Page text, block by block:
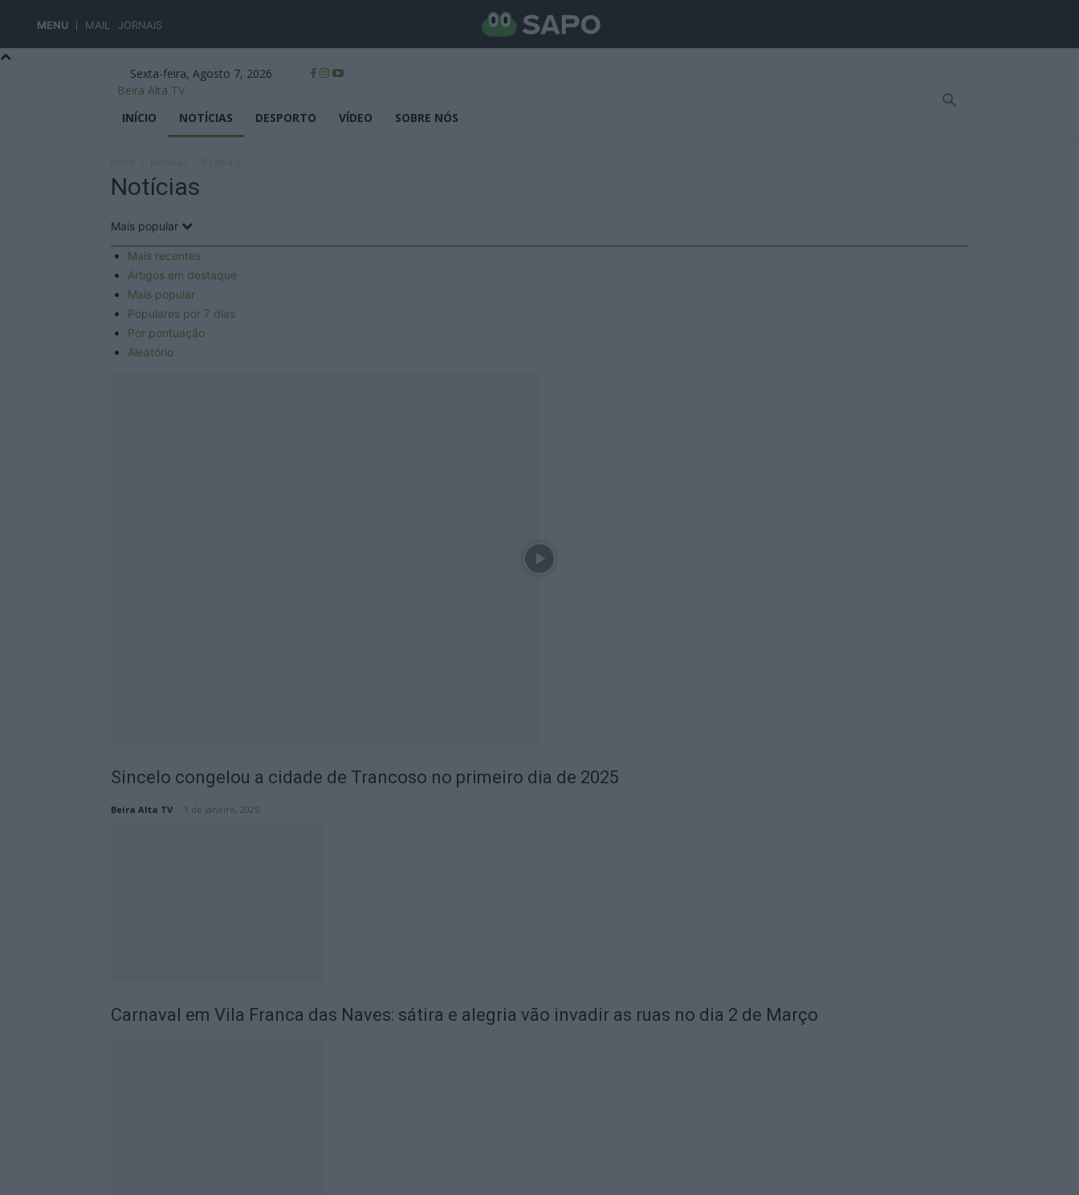
MENU MAIL JORNAIS
Sexta-feira, Agosto 7, 2026
Beira Alta TV
INÍCIO
NOTÍCIAS DESPORTO VÍDEO SOBRE NÓS
Notícias
Mais popular
Mais recentes
Artigos em destaque
Mais popular
Populares por 7 dias
Por pontuação
Aleatório
Sincelo congelou a cidade de Trancoso no primeiro dia de 2025
Beira Alta TV 1 de Janeiro, 2025
Carnaval em Vila Franca das Naves: sátira e alegria vão invadir as ruas no dia 2 de Março